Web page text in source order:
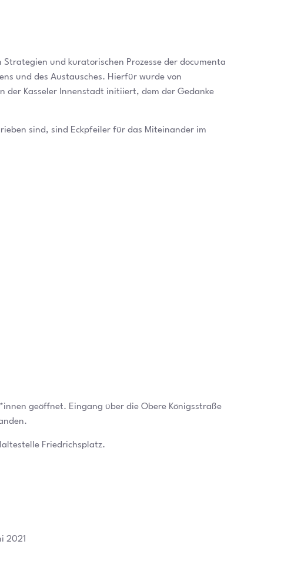
und kuratorischen Prozesse der documenta
und des Austausches. Hierfür wurde von
Kasseler Innenstadt initiiert, dem der Gedanke
sind, sind Eckpfeiler für das Miteinander im
geöffnet. Eingang über die Obere Königsstraße
Friedrichsplatz.
2021